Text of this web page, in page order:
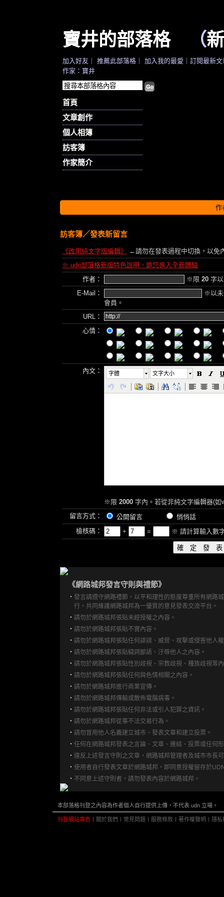
寶井的部落格（
首頁
文章創作
個人相簿
訪客簿
作家簡介
加入好友 推薦此部落格 加入我的最愛
訂閱最新文
作家：寶井
作
訪客簿／發表新留言
《改用純文字版編輯》
←請勿在發表過程中切換，以免
※ udn部落格新版特色說明，邀您進入全新體驗
作者：
※限 20 字
E-Mail：
※以未
會員。
URL：
心情：
內文： 字體 文字大小
※限 2000 字內。若從非純文字編輯器(
留言方式：
公開留言
悄悄話
檢核碼：
+ = ※ 請計算輸入數
《網路城邦發言守則與禮節》
‧ 發言請遵守網路禮節，以平和理性的態度尊重所有網路
行，共同維護網路城邦為一優質的意見發表交流平台。
‧ 請勿於網路城邦張貼未經授權之內容。
‧ 請勿於網路城邦張貼不實內容。
‧ 請勿於網路城邦張貼任何誹謗、威脅、攻擊或侵害他人
‧ 請勿於網路城邦張貼穢詞鄙語、汙辱他人之內容。
‧ 請勿於網路城邦張貼性別歧視、宗教歧視、種族歧視等
‧ 請勿於網路城邦張貼任何與色情相關之內容。
‧ 請勿於網路城邦進行商業宣傳。
‧ 請勿於網路城邦傳輸或散佈電腦病毒。
‧ 請勿於網路城邦張貼任何非法或引人犯罪之資訊。
‧ 請勿於網路城邦從事不法交易行為。
‧ 請勿冒用他人名義建立城市、發表文章和建立投票。
‧ 任何在網路城邦發表之言論、文章、連結、投票或任何
‧ 違反上述發言守則之文章，網路城邦管理者及城市市長
‧ 使用者自行發表文章於網路城邦，即同意授權留存於
‧ 不同意上述守則者，請勿發表內容於網路城邦。
本部落格刊登之內容為作者個人自行提供上傳，不代表 udn 立場。
刊登網站廣告 關於我們 常見問題 服務條款 著作權聲明 隱